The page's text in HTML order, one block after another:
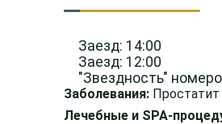
Заезд: 14:00
Заезд: 12:00
"Звездность"
Заболевания:
Лечебные и SPA-